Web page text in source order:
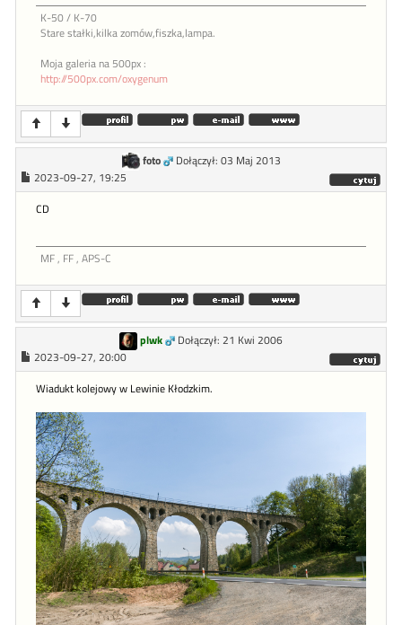
K-50 / K-70
Stare stałki,kilka zomów,fiszka,lampa.
Moja galeria na 500px :
http://500px.com/oxygenum
foto
Dołączył: 03 Maj 2013
2023-09-27, 19:25
CD
MF , FF , APS-C
plwk
Dołączył: 21 Kwi 2006
2023-09-27, 20:00
Wiadukt kolejowy w Lewinie Kłodzkim.